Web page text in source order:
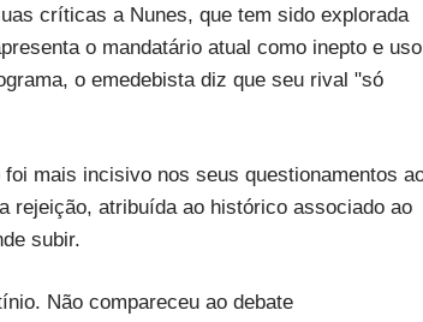
críticas a Nunes, que tem sido explorada
o mandatário atual como inepto e
o emedebista diz que seu rival "só
mais incisivo nos seus questionamentos
rejeição, atribuída ao histórico associado ao
subir.
Não compareceu ao debate